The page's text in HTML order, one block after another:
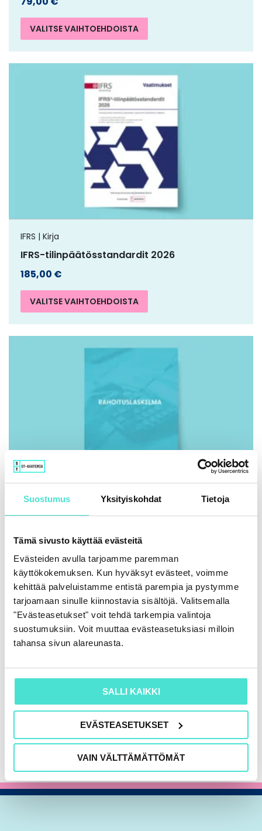
Suostumus Yksityiskohdat Tietoja
Tämä sivusto käyttää evästeitä
Evästeiden avulla tarjoamme paremman
käyttökokemuksen. Kun hyväksyt evästeet, voimme
kehittää palveluistamme entistä parempia ja pystymme
tarjoamaan sinulle kiinnostavia sisältöjä. Valitsemalla
"Evästeasetukset" voit tehdä tarkempia valintoja
suostumuksiin. Voit muuttaa evästeasetuksiasi milloin
tahansa sivun alareunasta.
SALLI KAIKKI
EVÄSTEASETUKSET
VAIN VÄLTTÄMÄTTÖMÄT
VALITSE VAIHTOEHDOISTA
IFRS | Kirja
IFRS-tilinpäätösstandardit 2026
185,00 €
VALITSE VAIHTOEHDOISTA
86,00€ (+ alv)
LISÄÄ OSTOSKORIIN
KAIKKI KIRJAT